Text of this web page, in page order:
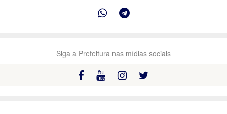
Siga a Prefeitura nas mídias sociais